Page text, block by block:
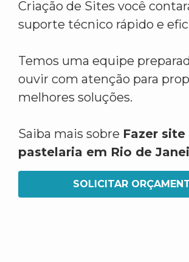
Criação de Sites você
suporte técnico rápido e
Temos uma equipe
ouvir com atenção para
melhores soluções.
Saiba mais sobre Fazer site
pastelaria em Rio de
SOLICITAR